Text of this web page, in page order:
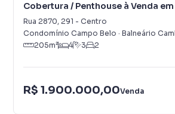
Cobertura / Penthouse à Venda
Rua 2870, 291 - Centro
Condomínio Campo Belo · Balneário
205m² 4 3 2
R$ 1.900.000,00Venda